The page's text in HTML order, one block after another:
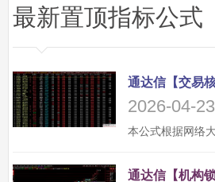
最新置顶指标公式
2026-04-23